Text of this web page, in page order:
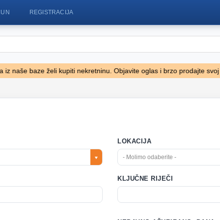
REGISTRACIJA
naše baze želi kupiti nekretninu. Objavite oglas i brzo prodajte svoj
LOKACIJA
- Molimo odaberite -
KLJUČNE RIJEČI